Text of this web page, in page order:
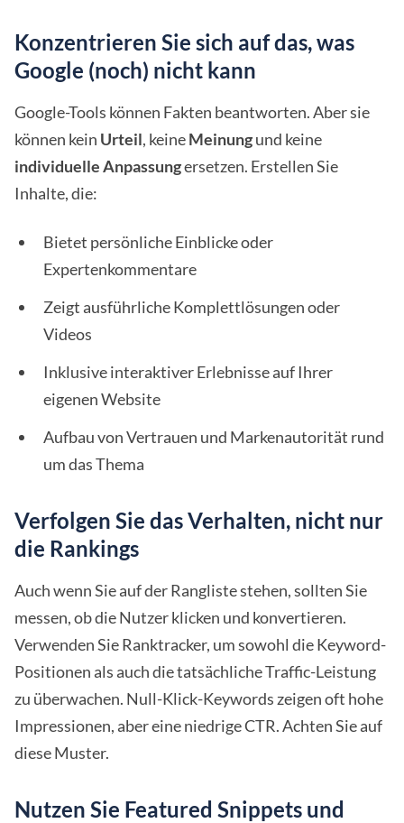
Konzentrieren Sie sich auf das, was
Google (noch) nicht kann
Google-Tools können Fakten beantworten. Aber sie
können kein Urteil, keineMeinungund keine
individuelle Anpassungersetzen. Erstellen Sie
Inhalte, die:
Bietet persönliche Einblicke oder
Expertenkommentare
Zeigt ausführliche Komplettlösungen oder
Videos
Inklusive interaktiver Erlebnisse auf Ihrer
eigenen Website
Aufbau von Vertrauen und Markenautorität rund
um das Thema
Verfolgen Sie das Verhalten, nicht nur
die Rankings
Auch wenn Sie auf der Rangliste stehen, sollten Sie
messen, ob die Nutzer klicken und konvertieren.
Verwenden Sie Ranktracker, um sowohl die Keyword-
Positionen als auch die tatsächliche Traffic-Leistung
zu überwachen. Null-Klick-Keywords zeigen oft hohe
Impressionen, aber eine niedrige CTR. Achten Sie auf
diese Muster.
Nutzen Sie Featured Snippets und